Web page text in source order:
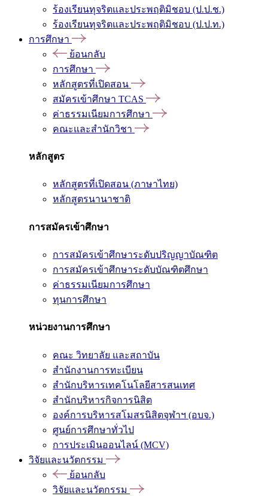
ร้องเรียนทุจริตและประพฤติมิชอบ (ป.ป.ช.)
ร้องเรียนทุจริตและประพฤติมิชอบ (ป.ป.ท.)
การศึกษา
ย้อนกลับ
การศึกษา
หลักสูตรที่เปิดสอน
สมัครเข้าศึกษา TCAS
ค่าธรรมเนียมการศึกษา
คณะและสำนักวิชา
หลักสูตร
หลักสูตรที่เปิดสอน (ภาษาไทย)
หลักสูตรนานาชาติ
การสมัครเข้าศึกษา
การสมัครเข้าศึกษาระดับปริญญาบัณฑิต
การสมัครเข้าศึกษาระดับบัณฑิตศึกษา
ค่าธรรมเนียมการศึกษา
ทุนการศึกษา
หน่วยงานการศึกษา
คณะ วิทยาลัย และสถาบัน
สำนักงานการทะเบียน
สำนักบริหารเทคโนโลยีสารสนเทศ
สำนักบริหารกิจการนิสิต
องค์การบริหารสโมสรนิสิตจุฬาฯ (อบจ.)
ศูนย์การศึกษาทั่วไป
การประเมินออนไลน์ (MCV)
วิจัยและนวัตกรรม
ย้อนกลับ
วิจัยและนวัตกรรม